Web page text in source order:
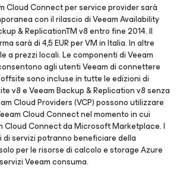
Cloud Connect per service provider sarà
con il rilascio di Veeam Availability
& ReplicationTM v8 entro fine 2014. Il
sarà di 4,5 EUR per VM in Italia. In altre
a prezzi locali. Le componenti di Veeam
agli utenti Veeam di connettere
sono incluse in tutte le edizioni di
v8 e Veeam Backup & Replication v8 senza
Cloud Providers (VCP) possono utilizzare
Cloud Connect nel momento in cui
Cloud Connect da Microsoft Marketplace. I
servizi potranno beneficiare della
per le risorse di calcolo e storage Azure
Veeam consuma.